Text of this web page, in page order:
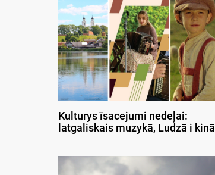
Kulturys īsacejumi nedeļai:
latgaliskais muzykā, Ludzā i kinā